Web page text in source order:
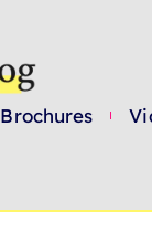
Brochures